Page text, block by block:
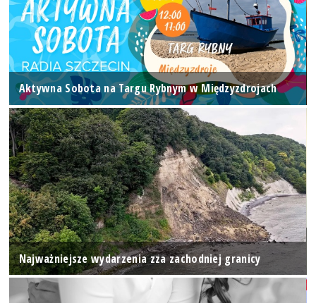
Aktywna Sobota na Targu Rybnym w Międzyzdrojach
Najważniejsze wydarzenia zza zachodniej granicy